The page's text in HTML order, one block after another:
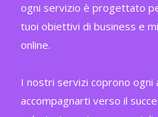
ogni servizio è progettato
tuoi obiettivi di business e
online.
I nostri servizi coprono
accompagnarti verso il